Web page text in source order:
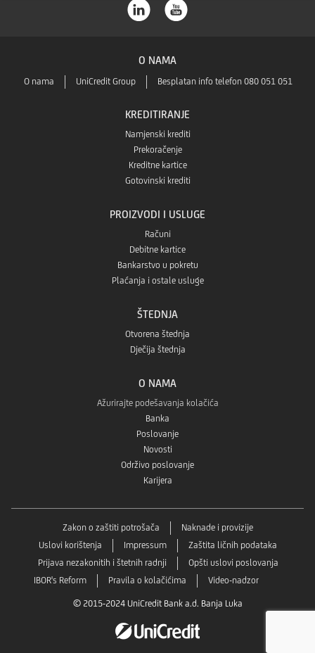
O NAMA
O nama UniCredit Group Besplatan info telefon 080 051 051
KREDITIRANJE
Namjenski krediti
Prekoračenje
Kreditne kartice
Gotovinski krediti
PROIZVODI I USLUGE
Računi
Debitne kartice
Bankarstvo u pokretu
Plaćanja i ostale usluge
ŠTEDNJA
Otvorena štednja
Dječija štednja
O NAMA
Ažurirajte podešavanja kolačića
Banka
Poslovanje
Novosti
Održivo poslovanje
Karijera
Zakon o zaštiti potrošača
Naknade i provizije
Uslovi korištenja
Impressum
Zaštita ličnih podataka
Prijava nezakonitih i štetnih radnji
Opšti uslovi poslovanja
IBOR's Reform
Pravila o kolačićima Video-nadzor
© 2015-2024 UniCredit Bank a.d. Banja Luka